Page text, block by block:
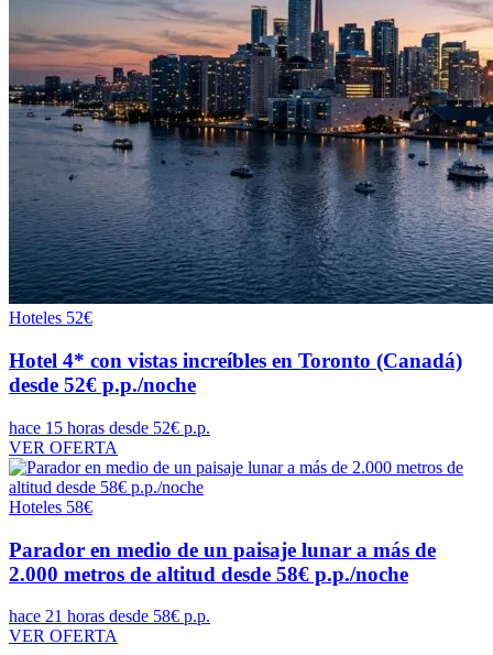
Hoteles 52€
Hotel 4* con vistas increíbles en Toronto (Canadá)
desde 52€ p.p./noche
hace 15 horas desde 52€ p.p.
VER OFERTA
Hoteles 58€
Parador en medio de un paisaje lunar a más de
2.000 metros de altitud desde 58€ p.p./noche
hace 21 horas desde 58€ p.p.
VER OFERTA